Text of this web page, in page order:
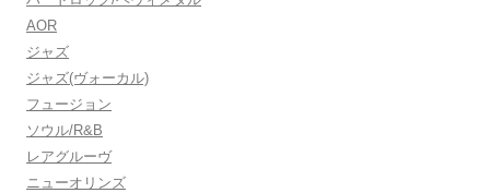
AOR
ジャズ
ジャズ(ヴォーカル)
フュージョン
ソウル/R&B
レアグルーヴ
ニューオリンズ